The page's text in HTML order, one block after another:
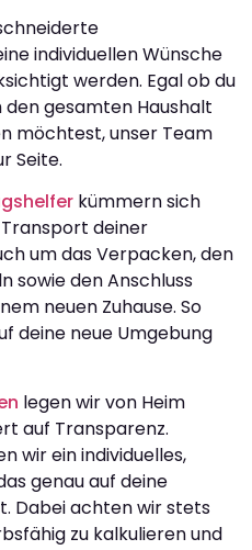
individuellen Wünsche
werden. Egal ob du
gesamten Haushalt
möchtest, unser Team
Seite.
kümmern sich
deiner
um das Verpacken, den
sowie den Anschluss
neuen Zuhause. So
deine neue Umgebung
legen wir von Heim
auf Transparenz.
wir ein individuelles,
genau auf deine
Dabei achten wir stets
zu kalkulieren und